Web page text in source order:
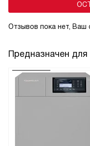
Отзывов пока нет, Ваш
Предназначен для